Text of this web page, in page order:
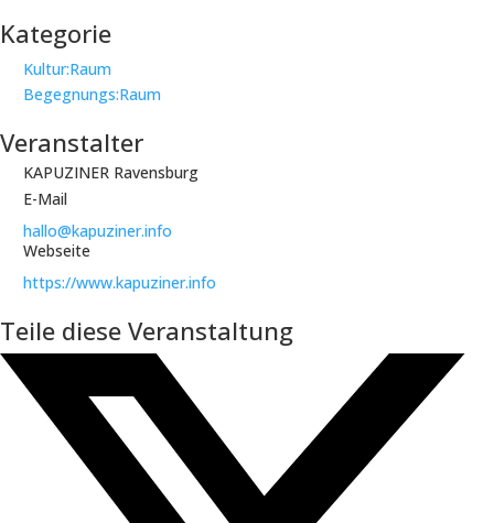
Kategorie
Kultur:Raum
Begegnungs:Raum
Veranstalter
KAPUZINER Ravensburg
E-Mail
hallo@kapuziner.info
Webseite
https://www.kapuziner.info
Teile diese Veranstaltung